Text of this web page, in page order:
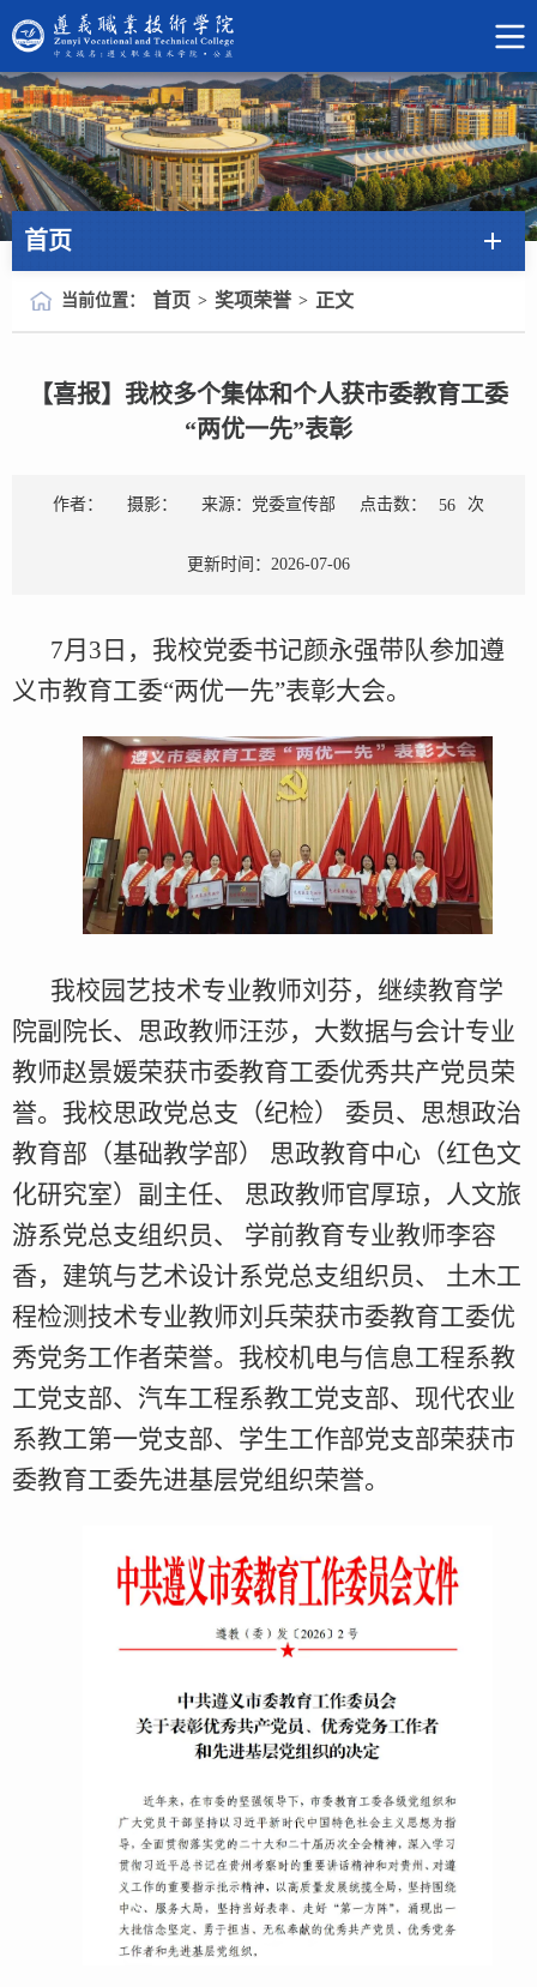
首页
当前位置： 首页 > 奖项荣誉 > 正文
【喜报】我校多个集体和个人获市委教育工委
“两优一先”表彰
作者： 摄影： 来源：党委宣传部 点击数： 56 次
更新时间：2026-07-06
7月3日，我校党委书记颜永强带队参加遵
义市教育工委“两优一先”表彰大会。
我校园艺技术专业教师刘芬，继续教育学
院副院长、思政教师汪莎，大数据与会计专业
教师赵景媛荣获市委教育工委优秀共产党员荣
誉。我校思政党总支（纪检） 委员、思想政治
教育部（基础教学部） 思政教育中心（红色文
化研究室）副主任、 思政教师官厚琼，人文旅
游系党总支组织员、 学前教育专业教师李容
香，建筑与艺术设计系党总支组织员、 土木工
程检测技术专业教师刘兵荣获市委教育工委优
秀党务工作者荣誉。我校机电与信息工程系教
工党支部、汽车工程系教工党支部、现代农业
系教工第一党支部、学生工作部党支部荣获市
委教育工委先进基层党组织荣誉。